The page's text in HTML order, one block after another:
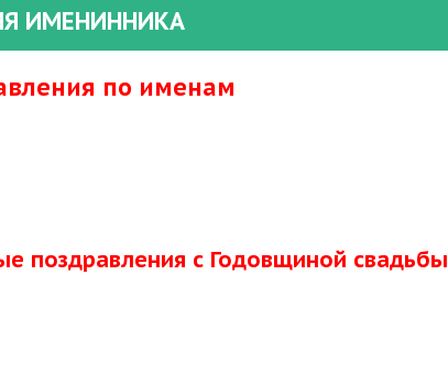
ИМЕНИННИКА
по именам
поздравления с Годовщиной свадьбы